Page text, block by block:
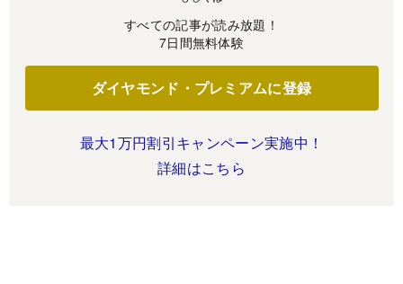
すべての記事が読み放題！
7日間無料体験
ダイヤモンド・プレミアムに登録
最大1万円割引キャンペーン実施中！
詳細はこちら